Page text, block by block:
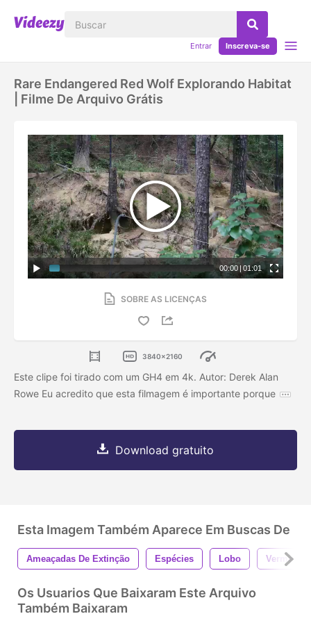
Entrar Inscreva-se
Rare Endangered Red Wolf Explorando Habitat
| Filme De Arquivo Grátis
00:00 | 01:01
SOBRE AS LICENÇAS
3840x2160
Este clipe foi tirado com um GH4 em 4k. Autor: Derek Alan
Rowe Eu acredito que esta filmagem é importante porque
Download gratuito
Esta Imagem Também Aparece Em Buscas De
Ameaçadas De Extinção Espécies Lobo Vermelho
Os Usuarios Que Baixaram Este Arquivo
Também Baixaram